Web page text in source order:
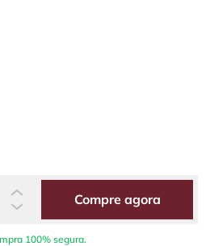
Compre agora
100% segura.